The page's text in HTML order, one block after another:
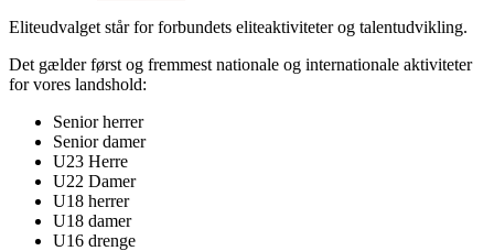
Eliteudvalget står for forbundets eliteaktiviteter og talentudvikling.
Det gælder først og fremmest nationale og internationale aktiviteter
for vores landshold:
Senior herrer
Senior damer
U23 Herre
U22 Damer
U18 herrer
U18 damer
U16 drenge